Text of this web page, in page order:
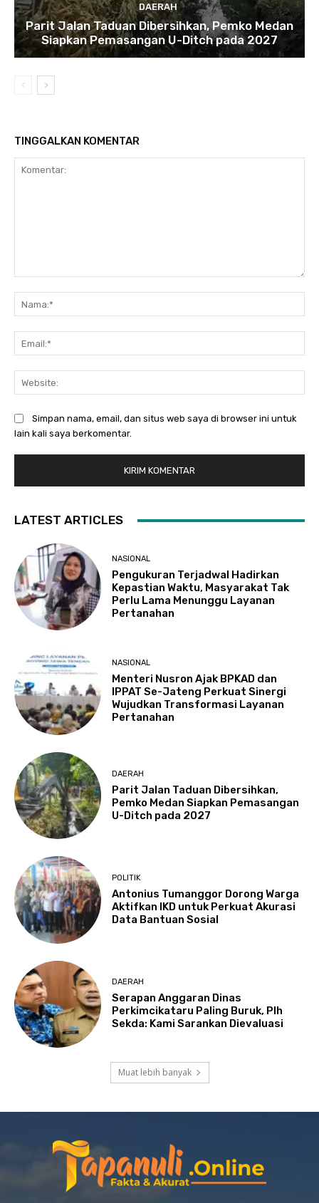
DAERAH
Parit Jalan Taduan Dibersihkan, Pemko Medan
Siapkan Pemasangan U-Ditch pada 2027
TINGGALKAN KOMENTAR
Simpan nama, email, dan situs web saya di browser ini untuk
lain kali saya berkomentar.
LATEST ARTICLES
NASIONAL
Pengukuran Terjadwal Hadirkan
Kepastian Waktu, Masyarakat Tak
Perlu Lama Menunggu Layanan
Pertanahan
NASIONAL
Menteri Nusron Ajak BPKAD dan
IPPAT Se-Jateng Perkuat Sinergi
Wujudkan Transformasi Layanan
Pertanahan
DAERAH
Parit Jalan Taduan Dibersihkan,
Pemko Medan Siapkan Pemasangan
U-Ditch pada 2027
POLITIK
Antonius Tumanggor Dorong Warga
Aktifkan IKD untuk Perkuat Akurasi
Data Bantuan Sosial
DAERAH
Serapan Anggaran Dinas
Perkimcikataru Paling Buruk, Plh
Sekda: Kami Sarankan Dievaluasi
Muat lebih banyak